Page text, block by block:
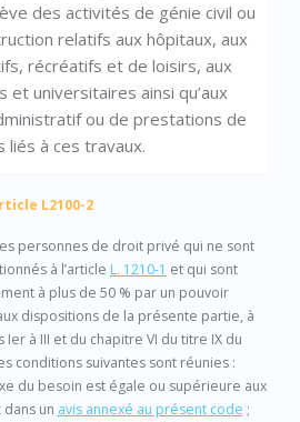
des activités de génie civil ou
relatifs aux hôpitaux, aux
récréatifs et de loisirs, aux
et universitaires ainsi qu’aux
ou de prestations de
liés à ces travaux.
L2100-2
personnes de droit privé qui ne sont
à l’article L. 1210-1 et qui sont
à plus de 50 % par un pouvoir
dispositions de la présente partie, à
Ier à III et du chapitre VI du titre IX du
conditions suivantes sont réunies :
du besoin est égale ou supérieure aux
un avis annexé au présent code ;